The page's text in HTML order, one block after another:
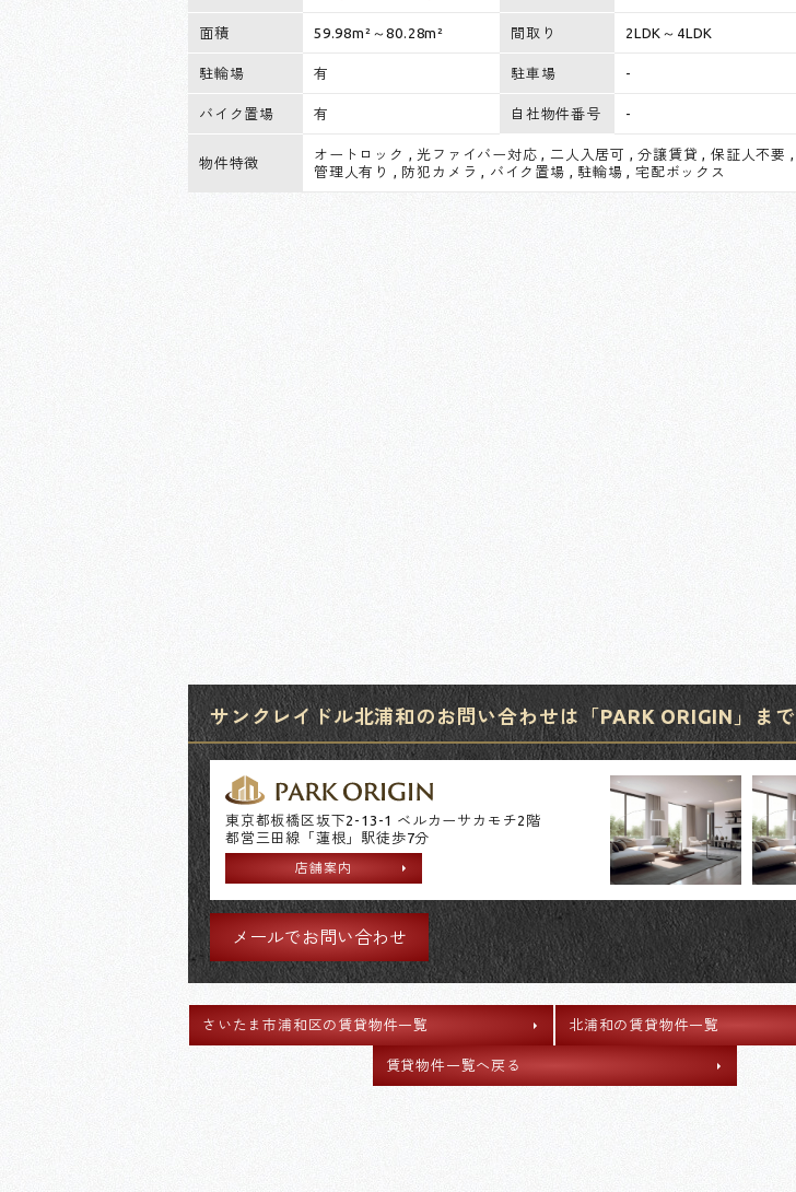
面積 59.98m²～80.28m² 間取り 2LDK～4LDK
駐輪場 有 駐車場 -
バイク置場 有 自社物件番号 -
物件特徴
オートロック ,光ファイバー対応 ,二人入居可 ,分譲賃貸 ,保証人不要 ,
管理人有り , 防犯カメラ , バイク置場 , 駐輪場 ,宅配ボックス
サンクレイドル北浦和のお問い合わせは「PARK ORIGIN」まで
東京都板橋区坂下2-13-1 ベルカーサカモチ2階
都営三田線「蓮根」駅徒歩7分
店舗案内
メールでお問い合わせ
さいたま市浦和区の賃貸物件一覧 北浦和の賃貸物件一覧
賃貸物件一覧へ戻る